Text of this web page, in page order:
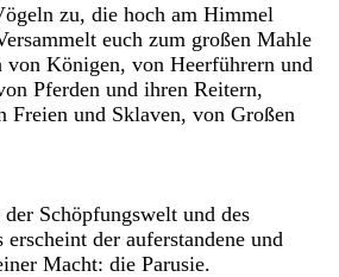
zu, die hoch am Himmel
euch zum großen Mahle
von Königen, von Heerführern und
Pferden und ihren Reitern,
Freien und Sklaven, von Großen
Schöpfungswelt und des
der auferstandene und
Macht: die Parusie.